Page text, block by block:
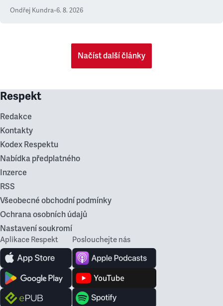
Ondřej Kundra•6. 8. 2026
Načíst další články
Respekt
Redakce
Kontakty
Kodex Respektu
Nabídka předplatného
Inzerce
RSS
Všeobecné obchodní podmínky
Ochrana osobních údajů
Nastavení soukromí
Aplikace Respekt Poslouchejte nás